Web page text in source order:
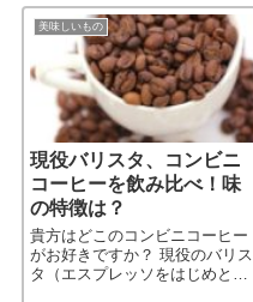
美味しいもの
現役バリスタ、コンビニ
コーヒーを飲み比べ！味
の特徴は？
貴方はどこのコンビニコーヒー
がお好きですか？ 現役のバリス
タ（エスプレッソをはじめとす